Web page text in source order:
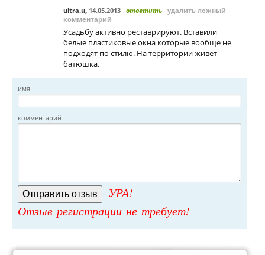
ultra.u, 14.05.2013 ответить удалить ложный
комментарий
Усадьбу активно реставрируют. Вставили
белые пластиковые окна которые вообще не
подходят по стилю. На территории живет
батюшка.
имя
комментарий
УРА!
Отзыв регистрации не требует!